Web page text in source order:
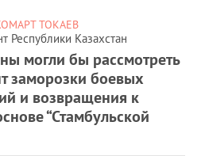
ТОКАЕВ
Республики Казахстан
могли бы рассмотреть
заморозки боевых
и возвращения к
“Стамбульской